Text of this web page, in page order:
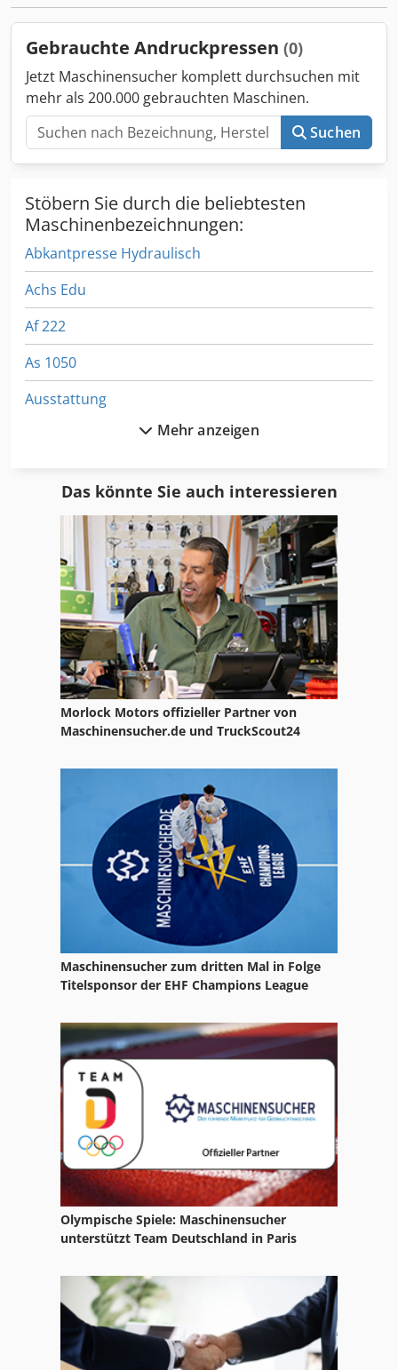
Gebrauchte Andruckpressen (0)
Jetzt Maschinensucher komplett durchsuchen mit
mehr als 200.000 gebrauchten Maschinen.
Suchen
Stöbern Sie durch die beliebtesten
Maschinenbezeichnungen:
Abkantpresse Hydraulisch
Achs Edu
Af 222
As 1050
Ausstattung
Ka 77
Kgs 1670
Mobile Apfelpresse
Mobile Autopresse
Mobile Obstpresse
Papier Und Stoffpresse
Presse Hydraulisch
Reinluftentstauber Und Brikettierpresse
Tak 18
Tur 560
Werkstatt Presse
Zug Und Leitspindel
Mehr anzeigen
Das könnte Sie auch interessieren
Morlock Motors offizieller Partner von
Maschinensucher.de und TruckScout24
Maschinensucher zum dritten Mal in Folge
Titelsponsor der EHF Champions League
Olympische Spiele: Maschinensucher
unterstützt Team Deutschland in Paris